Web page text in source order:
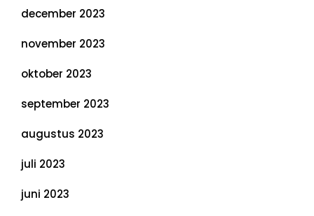
december 2023
november 2023
oktober 2023
september 2023
augustus 2023
juli 2023
juni 2023